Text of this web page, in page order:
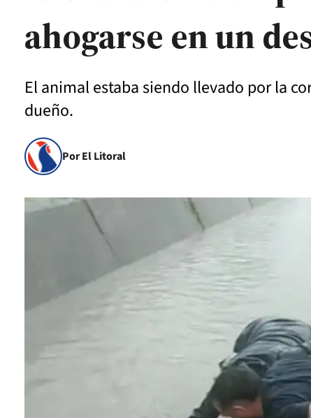
ahogarse en un
El animal estaba siendo llevado por la
dueño.
Por El Litoral